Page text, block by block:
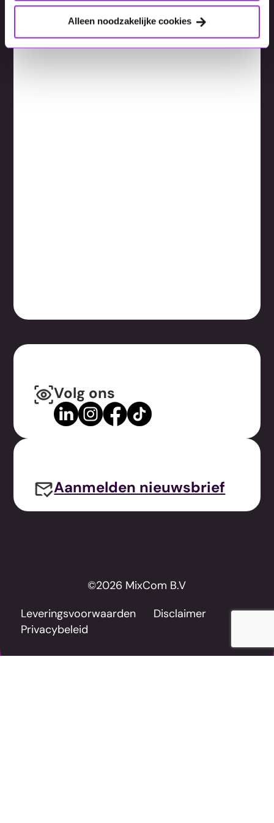
Alleen noodzakelijke cookies
Volg ons
Aanmelden nieuwsbrief
©2026 MixCom B.V
Leveringsvoorwaarden
Disclaimer
Privacybeleid